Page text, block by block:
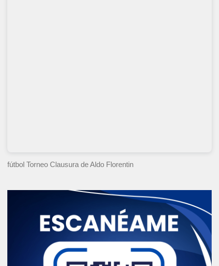
fútbol Torneo Clausura de Aldo Florentin